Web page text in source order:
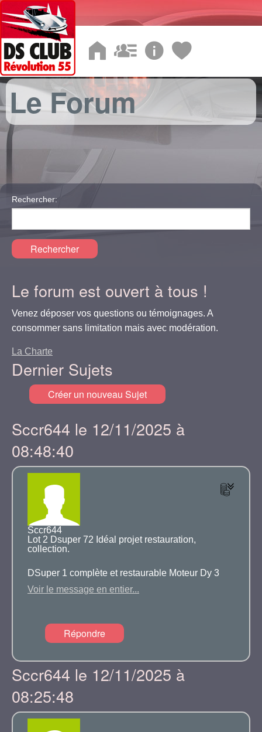
Le Forum
Rechercher:
Rechercher
Le forum est ouvert à tous !
Venez déposer vos questions ou témoignages. A
consommer sans limitation mais avec modération.
La Charte
Dernier Sujets
Créer un nouveau Sujet
Sccr644 le 12/11/2025 à
08:48:40
Sccr644
Lot 2 Dsuper 72 Idéal projet restauration,
collection.
DSuper 1 complète et restaurable Moteur Dy 3
non bloqué, BV 5 vitesse option origine, vert
restaurable.Dsuper 2 ,mécanique complète en
Bv4, pour pièces. photos et renseignements par
mail.
Localisation 42820 Ambierle
Voir le message en entier...
Répondre
Sccr644 le 12/11/2025 à
08:25:48